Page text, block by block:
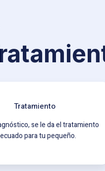
Tratamiento
se le da el tratamiento
para tu pequeño.